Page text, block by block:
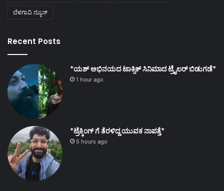
ಬೆಳಗಾವಿ ನ್ಯೂಸ್
Recent Posts
*ಯಶ್ ಅಭಿನಯದ ಟಾಕ್ಸಿಕ್ ಸಿನಿಮಾದ ಟ್ರೈಲರ್ ಬಿಡುಗಡೆ*
1 hour ago
*ಟ್ರೆಕ್ಕಿಂಗ್ ಗೆ ತೆರಳಿದ್ದ ಯುವಕ ನಾಪತ್ತೆ*
5 hours ago